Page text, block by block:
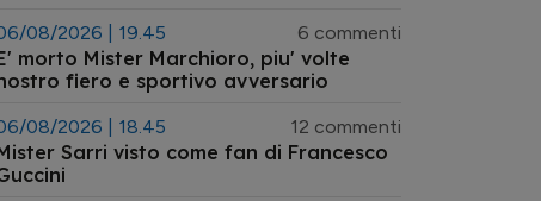
08/2026 | 19.45 6 commenti
morto Mister Marchioro, piu' volte
fiero e sportivo avversario
08/2026 | 18.45 12 commenti
Sarri visto come fan di Francesco